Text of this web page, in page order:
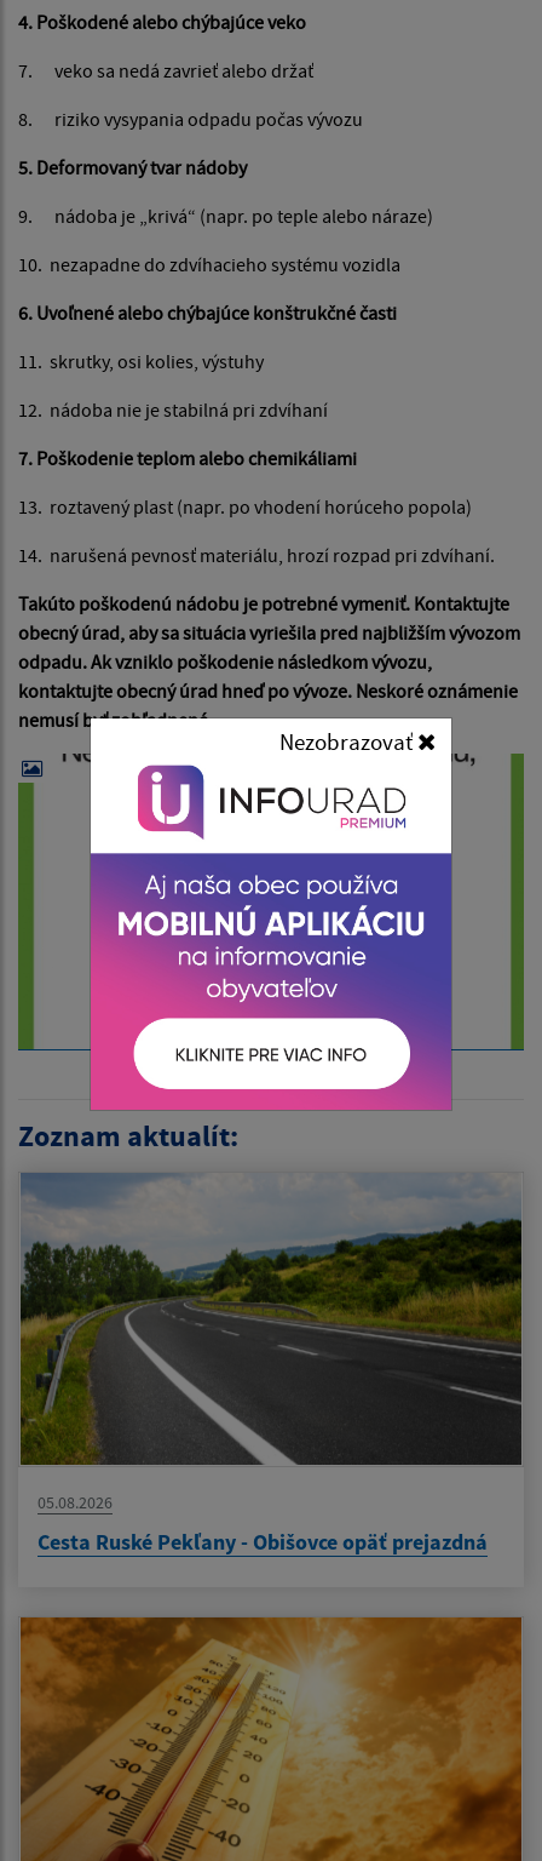
Nezobrazovať
4. Poškodené alebo chýbajúce veko
7. veko sa nedá zavrieť alebo držať
8. riziko vysypania odpadu počas vývozu
5. Deformovaný tvar nádoby
9. nádoba je „krivá“ (napr. po teple alebo náraze)
10. nezapadne do zdvíhacieho systému vozidla
6. Uvoľnené alebo chýbajúce konštrukčné časti
11. skrutky, osi kolies, výstuhy
12. nádoba nie je stabilná pri zdvíhaní
7. Poškodenie teplom alebo chemikáliami
13. roztavený plast (napr. po vhodení horúceho popola)
14. narušená pevnosť materiálu, hrozí rozpad pri zdvíhaní.
Takúto poškodenú nádobu je potrebné vymeniť. Kontaktujte
obecný úrad, aby sa situácia vyriešila pred najbližším vývozom
odpadu. Ak vzniklo poškodenie následkom vývozu,
kontaktujte obecný úrad hneď po vývoze. Neskoré oznámenie
nemusí byť zohľadnené.
Zoznam aktualít:
05.08.2026
Cesta Ruské Pekľany - Obišovce opäť prejazdná